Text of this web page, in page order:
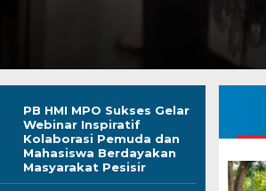
PB HMI MPO Sukses Gelar
Webinar Inspiratif
Kolaborasi Pemuda dan
Mahasiswa Berdayakan
Masyarakat Pesisir